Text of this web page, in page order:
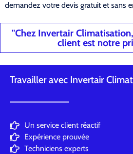
demandez votre devis gratuit et sans
"Chez Invertair
client est notre
Travailler avec Invertair
Un service client réactif
Expérience prouvée
Techniciens experts